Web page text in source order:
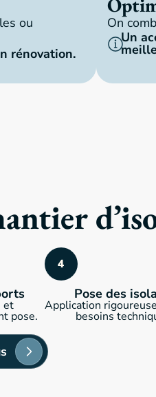
ou
rénovation.
On
Un
et
pose.
Pose des
Application
besoins